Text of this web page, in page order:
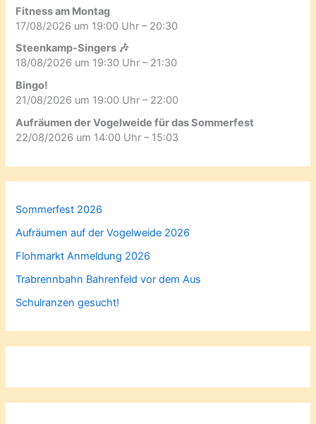
Fitness am Montag
17/08/2026 um 19:00 Uhr – 20:30
Steenkamp-Singers 🎶
18/08/2026 um 19:30 Uhr – 21:30
Bingo!
21/08/2026 um 19:00 Uhr – 22:00
Aufräumen der Vogelweide für das Sommerfest
22/08/2026 um 14:00 Uhr – 15:03
Sommerfest 2026
Aufräumen auf der Vogelweide 2026
Flohmarkt Anmeldung 2026
Trabrennbahn Bahrenfeld vor dem Aus
Schulranzen gesucht!